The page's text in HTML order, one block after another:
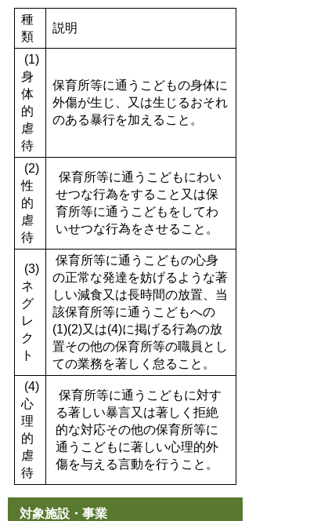
種
類
説明
(1)
身
体
的
虐
待
保育所等に通うこどもの身体に
外傷が生じ、又は生じるおそれ
のある暴行を加えること。
(2)
性
的
虐
待
保育所等に通うこどもにわい
せつな行為をすること又は保
育所等に通うこどもをしてわ
いせつな行為をさせること。
(3)
ネ
グ
レ
ク
ト
保育所等に通うこどもの心身
の正常な発達を妨げるような著
しい減食又は長時間の放置、当
該保育所等に通うこどもへの
(1)(2)又は(4)に掲げる行為の放
置その他の保育所等の職員とし
ての業務を著しく怠ること。
(4)
心
理
的
虐
待
保育所等に通うこどもに対す
る著しい暴言又は著しく拒絶
的な対応その他の保育所等に
通うこどもに著しい心理的外
傷を与える言動を行うこと。
対象施設・事業